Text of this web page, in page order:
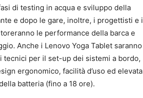
di testing in acqua e sviluppo della
e dopo le gare, inoltre, i progettisti e i
le performance della barca e
Anche i Lenovo Yoga Tablet saranno
tecnici per il set-up dei sistemi a bordo,
ergonomico, facilità d’uso ed elevata
batteria (fino a 18 ore).